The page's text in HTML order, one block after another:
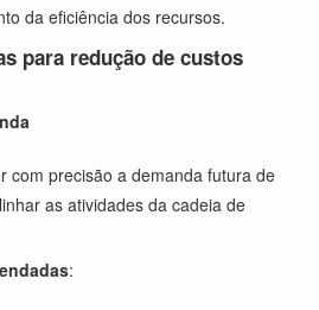
da eficiência dos recursos.
para redução de custos
com precisão a demanda futura de
as atividades da cadeia de
: